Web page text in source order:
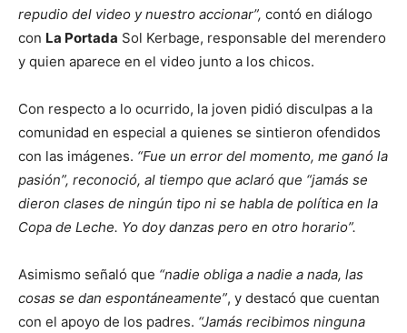
repudio del video y nuestro accionar”, contó en diálogo
con La Portada Sol Kerbage, responsable del merendero
y quien aparece en el video junto a los chicos.
Con respecto a lo ocurrido, la joven pidió disculpas a la
comunidad en especial a quienes se sintieron ofendidos
con las imágenes. “Fue un error del momento, me ganó la
pasión”, reconoció, al tiempo que aclaró que “jamás se
dieron clases de ningún tipo ni se habla de política en la
Copa de Leche. Yo doy danzas pero en otro horario”.
Asimismo señaló que “nadie obliga a nadie a nada, las
cosas se dan espontáneamente”, y destacó que cuentan
con el apoyo de los padres. “Jamás recibimos ninguna